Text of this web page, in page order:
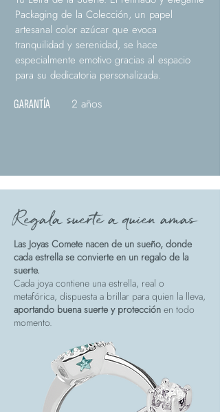
Packaging de la Colección, un papel
artesanal color azúcar que evoca
tranquilidad y serenidad, se hace
especialmente emotivo gracias al espacio
para su dedicatoria personalizada.
GARANTÍA 2 años
Regala suerte a quien amas
Las Joyas Comete nacen de un sueño, donde
cada estrella se convierte en un regalo de la
suerte.
Cada joya contiene una estrella, real o
metafórica, dispuesta a brillar para quien la lleva,
aportando buena suerte y protección en todo
momento.